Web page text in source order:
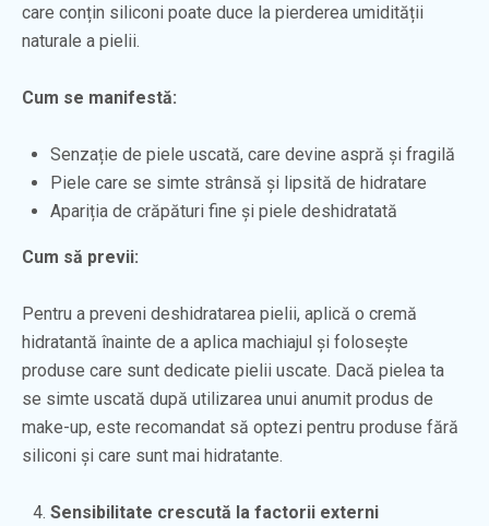
care conțin siliconi poate duce la pierderea umidității
naturale a pielii.
Cum se manifestă:
Senzație de piele uscată, care devine aspră și fragilă
Piele care se simte strânsă și lipsită de hidratare
Apariția de crăpături fine și piele deshidratată
Cum să previi:
Pentru a preveni deshidratarea pielii, aplică o cremă
hidratantă înainte de a aplica machiajul și folosește
produse care sunt dedicate pielii uscate. Dacă pielea ta
se simte uscată după utilizarea unui anumit produs de
make-up, este recomandat să optezi pentru produse fără
siliconi și care sunt mai hidratante.
Sensibilitate crescută la factorii externi